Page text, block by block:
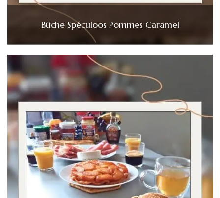
Bûche Spéculoos Pommes Caramel